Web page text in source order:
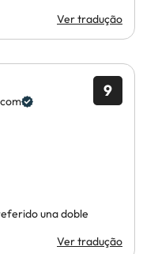
Ver tradução
9
una doble
Ver tradução